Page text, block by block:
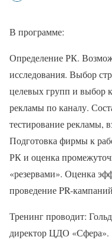
В программе:
Определение РК.
исследования. Выбор
целевых групп и выбор
рекламы по каналу.
тестирование рекламы,
Подготовка фирмы к
РК и оценка
«резервами». Оценка
проведение PR-
Тренинг проводит:
директор ЦДО «Сфера».